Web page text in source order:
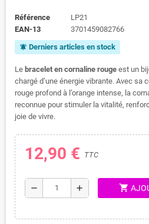
Référence
LP21
EAN-13
3701459082766
notifications_active Derniers articles en stock
Le bracelet en cornaline rouge est un
chargé d’une énergie vibrante. Avec sa
rouge profond à l’orange intense, la
reconnue pour stimuler la vitalité,
joie de vivre.
12,90 € TTC
remove add shopping_cart